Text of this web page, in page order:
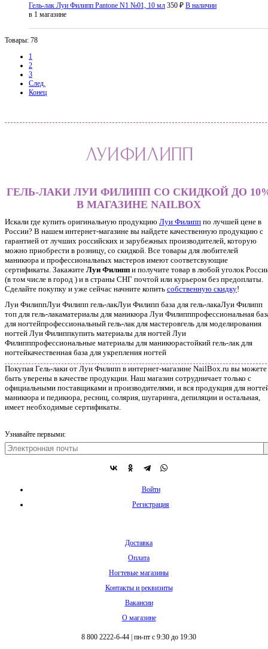
Гель-лак Луи Филипп Pantone N1 №01, 10 мл 350 ₽ В наличии
в 1 магазине
Товары: 78
1
2
3
След.
Конец
ГЕЛЬ-ЛАКИ ЛУИ ФИЛИПП СО СКИДКОЙ ДО
В МАГАЗИНЕ NAILBOX
Искали где купить оригинальную продукцию Луи Филипп по лучшей цене в
России? В нашем интернет-магазине вы найдете качественную продукцию с
гарантией от лучших российских и зарубежных производителей, которую
можно приобрести в розницу, со скидкой. Все товары для любителей
маникюра и профессиональных мастеров имеют соответсвующие
сертификаты. Закажите Луи Филипп и получите товар в любой уголок
(в том числе в город ) и в страны СНГ почтой или курьером без предоплаты.
Сделайте покупку и уже сейчас начните копить собственную скидку!
Луи ФилиппЛуи Филипп гель-лакЛуи Филипп база для гель-лакаЛуи Филипп
топ для гель-лакаматериалы для маникюра Луи Филипппрофессиональная
для ногтейпрофессиональный гель-лак для мастеровгель для моделирования
ногтей Луи Филиппкупить материалы для ногтей Луи
Филипппрофессиональные материалы для маникюрастойкий гель-лак для
ногтейкачественная база для укрепления ногтей
Покупая Гель-лаки от Луи Филипп в интернет-магазине NailBox.ru вы можете
быть уверены в качестве продукции. Наш магазин сотрудничает только с
официальными поставщиками и производителями, и вся продукция для
маникюра и педикюра, ресниц, солярия, шугаринга, депиляции и остальная,
имеет необходимые сертификаты.
Узнавайте первыми:
Войти
Регистрация
Доставка
Оплата
Ногтевые магазины
Контакты и реквизиты
Вакансии
О магазине
8 800 2222-6-44 пн-пт с 9:30 до 19:30